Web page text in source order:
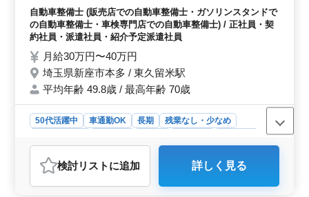
男女比率は7：3です。定休日や休暇制度も整っており、
働きやすい環境が整っています。
グ ・ガソリンスタンドや販売買取での接客
等 ※ガソリンスタンド併設の整備工場で
す。 ※手厚い手当、福利厚生があるので長
期で働いていただけます。 中高年の応募も
お待ちしております！ 40〜50代の方もご活
躍されています。
自動車整備士 (販売店での自動車整備士・ガソリンスタンドで
の自動車整備士・車検専門店での自動車整備士) / 正社員・契
約社員・派遣社員・紹介予定派遣社員
月給30万円〜40万円
埼玉県新座市本多 / 東久留米駅
平均年齢 49.8歳 / 最高年齢 70歳
50代活躍中 車通勤OK 長期
残業なし・少なめ
自動車整備士
おすすめポイント
＜魅力的なポイント＞ 埼玉県新座市本多に位置するガ
検討リスト に追加 詳しく見る